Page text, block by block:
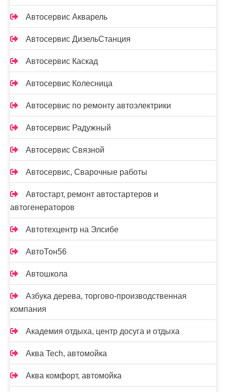
Автосервис Акварель
Автосервис ДизельСтанция
Автосервис Каскад
Автосервис Колесница
Автосервис по ремонту автоэлектрики
Автосервис Радужный
Автосервис Связной
Автосервис, Сварочные работы
Автостарт, ремонт автостартеров и
автогенераторов
Автотехцентр на Элсибе
АвтоТон56
Автошкола
Азбука дерева, торгово-производственная
компания
Академия отдыха, центр досуга и отдыха
Аква Tech, автомойка
Аква комфорт, автомойка